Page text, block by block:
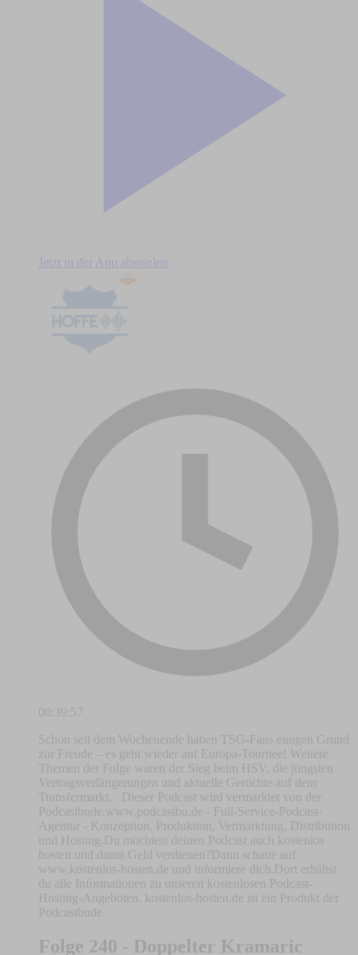
Jetzt in der App abspielen
00:39:57
Schon seit dem Wochenende haben TSG-Fans einigen Grund
zur Freude – es geht wieder auf Europa-Tournee! Weitere
Themen der Folge waren der Sieg beim HSV, die jüngsten
Vertragsverlängerungen und aktuelle Gerüchte auf dem
Transfermarkt. Dieser Podcast wird vermarktet von der
Podcastbude.www.podcastbu.de - Full-Service-Podcast-
Agentur - Konzeption, Produktion, Vermarktung, Distribution
und Hosting.Du möchtest deinen Podcast auch kostenlos
hosten und damit Geld verdienen?Dann schaue auf
www.kostenlos-hosten.de und informiere dich.Dort erhältst
du alle Informationen zu unseren kostenlosen Podcast-
Hosting-Angeboten. kostenlos-hosten.de ist ein Produkt der
Podcastbude.
Folge 240 - Doppelter Kramaric